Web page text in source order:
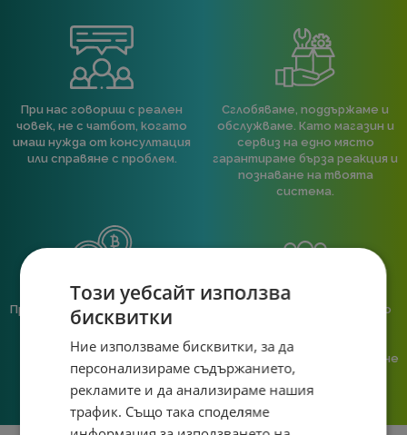
При нас говориш с реален
човек, не с чатбот, когато
имаш нужда от консултация
или справяне с проблем.
Сглобяваме, поддържаме и
обслужваме. Като магазин и
сервиз на едно място
гарантираме бърза реакция и
познаване на твоята
система.
Предлагаме различни методи
на плащане, включително
възможност за плащане с
Ние сме малък екип и точно
отговорност за всяка
поръчка. Ако има проблем – не
го прехвърляме, а го
решаваме.
Този уебсайт използва
бисквитки
Ние използваме бисквитки, за да
персонализираме съдържанието,
рекламите и да анализираме нашия
трафик. Също така споделяме